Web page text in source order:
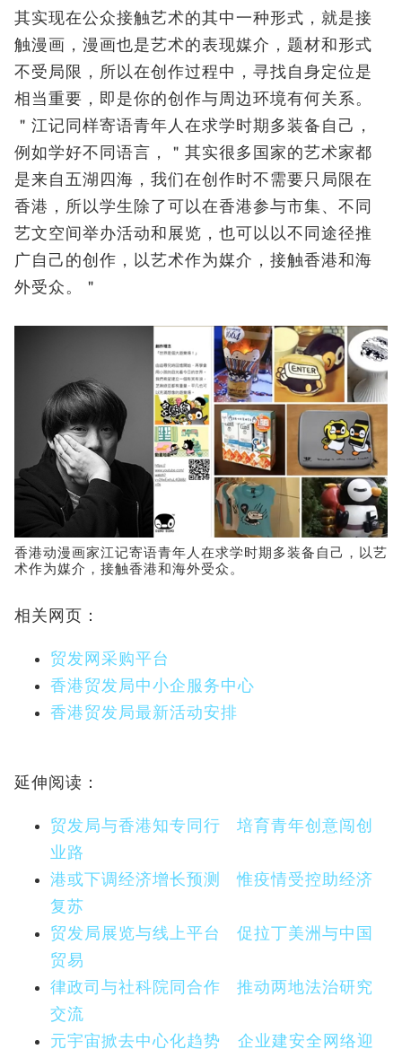
其实现在公众接触艺术的其中一种形式，就是接
触漫画，漫画也是艺术的表现媒介，题材和形式
不受局限，所以在创作过程中，寻找自身定位是
相当重要，即是你的创作与周边环境有何关系。
＂江记同样寄语青年人在求学时期多装备自己，
例如学好不同语言，＂其实很多国家的艺术家都
是来自五湖四海，我们在创作时不需要只局限在
香港，所以学生除了可以在香港参与市集、不同
艺文空间举办活动和展览，也可以以不同途径推
广自己的创作，以艺术作为媒介，接触香港和海
外受众。＂
香港动漫画家江记寄语青年人在求学时期多装备自己，以艺
术作为媒介，接触香港和海外受众。
相关网页：
贸发网采购平台
香港贸发局中小企服务中心
香港贸发局最新活动安排
延伸阅读：
贸发局与香港知专同行 培育青年创意闯创
业路
港或下调经济增长预测 惟疫情受控助经济
复苏
贸发局展览与线上平台 促拉丁美洲与中国
贸易
律政司与社科院同合作 推动两地法治研究
交流
元宇宙掀去中心化趋势 企业建安全网络迎